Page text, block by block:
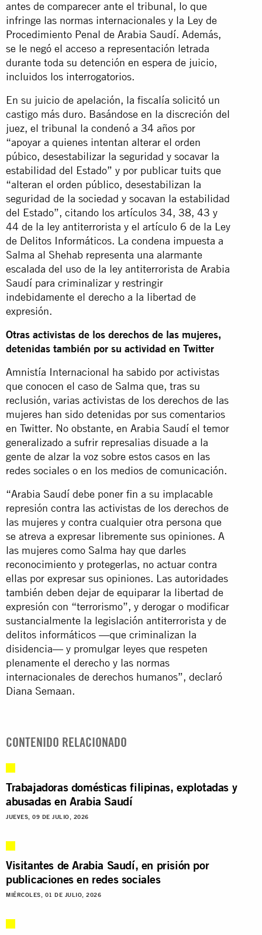
antes de comparecer ante el tribunal, lo que
infringe las normas internacionales y la Ley de
Procedimiento Penal de Arabia Saudí. Además,
se le negó el acceso a representación letrada
durante toda su detención en espera de juicio,
incluidos los interrogatorios.
En su juicio de apelación, la fiscalía solicitó un
castigo más duro. Basándose en la discreción del
juez, el tribunal la condenó a 34 años por
“apoyar a quienes intentan alterar el orden
púbico, desestabilizar la seguridad y socavar la
estabilidad del Estado” y por publicar tuits que
“alteran el orden público, desestabilizan la
seguridad de la sociedad y socavan la estabilidad
del Estado”, citando los artículos 34, 38, 43 y
44 de la ley antiterrorista y el artículo 6 de la Ley
de Delitos Informáticos. La condena impuesta a
Salma al Shehab representa una alarmante
escalada del uso de la ley antiterrorista de Arabia
Saudí para criminalizar y restringir
indebidamente el derecho a la libertad de
expresión.
Otras activistas de los derechos de las mujeres,
detenidas también por su actividad en Twitter
Amnistía Internacional ha sabido por activistas
que conocen el caso de Salma que, tras su
reclusión, varias activistas de los derechos de las
mujeres han sido detenidas por sus comentarios
en Twitter. No obstante, en Arabia Saudí el temor
generalizado a sufrir represalias disuade a la
gente de alzar la voz sobre estos casos en las
redes sociales o en los medios de comunicación.
“Arabia Saudí debe poner fin a su implacable
represión contra las activistas de los derechos de
las mujeres y contra cualquier otra persona que
se atreva a expresar libremente sus opiniones. A
las mujeres como Salma hay que darles
reconocimiento y protegerlas, no actuar contra
ellas por expresar sus opiniones. Las autoridades
también deben dejar de equiparar la libertad de
expresión con “terrorismo”, y derogar o modificar
sustancialmente la legislación antiterrorista y de
delitos informáticos —que criminalizan la
disidencia— y promulgar leyes que respeten
plenamente el derecho y las normas
internacionales de derechos humanos”, declaró
Diana Semaan.
CONTENIDO RELACIONADO
Trabajadoras domésticas filipinas, explotadas y
abusadas en Arabia Saudí
JUEVES, 09 DE JULIO, 2026
Visitantes de Arabia Saudí, en prisión por
publicaciones en redes sociales
MIÉRCOLES, 01 DE JULIO, 2026